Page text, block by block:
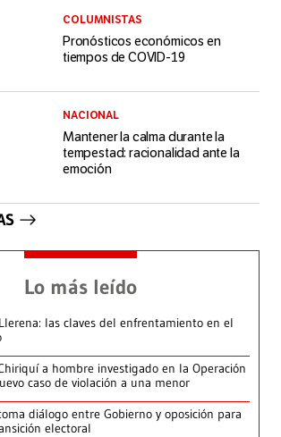
COLUMNISTAS
Pronósticos económicos en
tiempos de COVID-19
NACIONAL
Mantener la calma durante la
tempestad: racionalidad ante la
emoción
Lo más leído
las claves del enfrentamiento en el
a hombre investigado en la Operación
caso de violación a una menor
diálogo entre Gobierno y oposición para
electoral